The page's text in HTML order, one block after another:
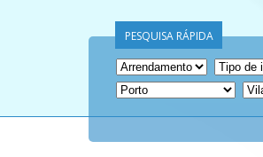
PESQUISA RÁPIDA